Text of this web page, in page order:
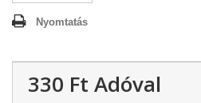
Nyomtatás
330 Ft‎ Adóval